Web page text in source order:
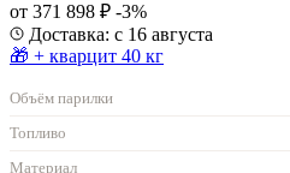
от 371 898 ₽ -3%
Доставка: с 16 августа
🎁 + кварцит 40 кг
Объём парилки
Топливо
Материал